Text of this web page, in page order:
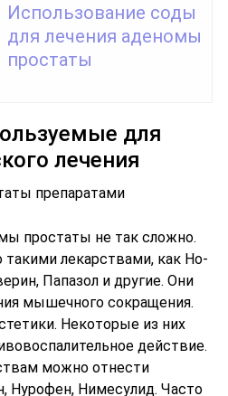
Использование соды
для лечения аденомы
простаты
для
лечения
препаратами
простаты не так сложно.
лекарствами, как Но-
Папазол и другие. Они
мышечного сокращения.
Некоторые из них
действие.
можно отнести
Нурофен, Нимесулид. Часто